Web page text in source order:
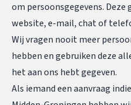
om persoonsgegevens. Deze
website, e-mail, chat of
Wij vragen nooit meer
hebben en gebruiken deze
het aan ons hebt gegeven.
Als iemand een aanvraag